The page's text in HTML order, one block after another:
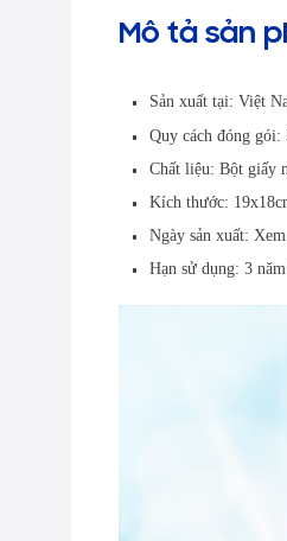
Mô tả sản
Sản xuất tại: Việt
Quy cách đóng gói:
Chất liệu: Bột giấy
Kích thước:
Ngày sản xuất:
Hạn sử dụng: 3